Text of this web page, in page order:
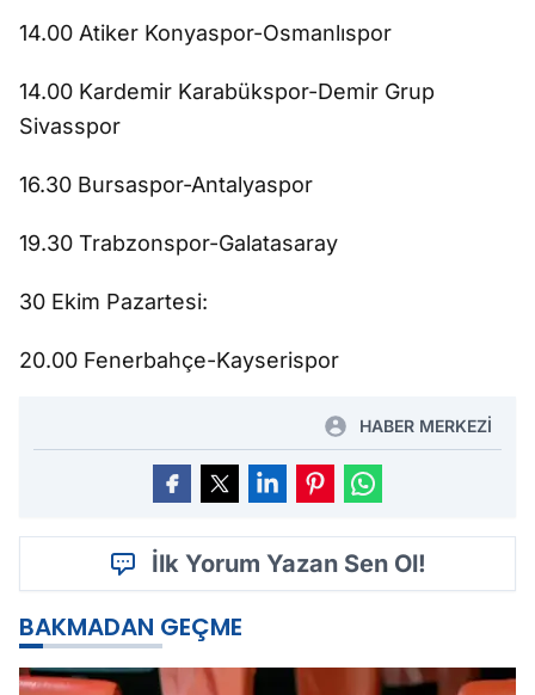
14.00 Atiker Konyaspor-Osmanlıspor
14.00 Kardemir Karabükspor-Demir Grup
Sivasspor
16.30 Bursaspor-Antalyaspor
19.30 Trabzonspor-Galatasaray
30 Ekim Pazartesi:
20.00 Fenerbahçe-Kayserispor
HABER MERKEZİ
İlk Yorum Yazan Sen Ol!
BAKMADAN GEÇME